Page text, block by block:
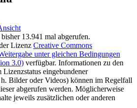
13.941 mal abgerufen.
Lizenz Creative Commons
unter gleichen Bedingungen
3.0) verfügbar. Informationen zu den
eingebundener
Bilder oder Videos) können im Regelfall
abgerufen werden. Möglicherweise
jeweils zusätzlichen oder anderen